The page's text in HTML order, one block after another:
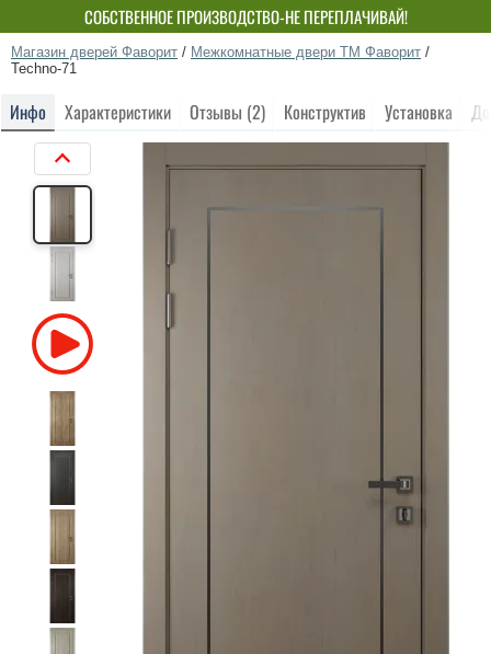
СОБСТВЕННОЕ ПРОИЗВОДСТВО-НЕ ПЕРЕПЛАЧИВАЙ!
Магазин дверей Фаворит / Межкомнатные двери ТМ Фаворит /
Techno-71
Инфо Характеристики Отзывы (2) Конструктив Установка